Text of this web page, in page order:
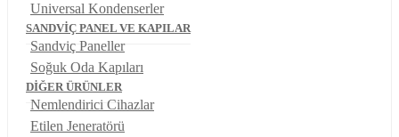
Universal Kondenserler
SANDVİÇ PANEL VE KAPILAR
Sandviç Paneller
Soğuk Oda Kapıları
DİĞER ÜRÜNLER
Nemlendirici Cihazlar
Etilen Jeneratörü